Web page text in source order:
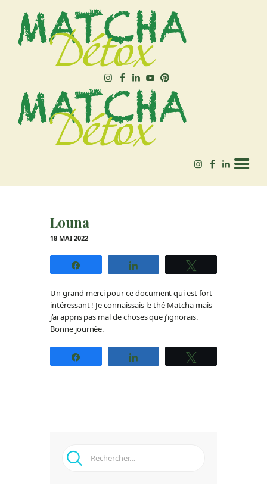
MATCHA-DÉTOX
Autrice – Experte en Matcha bio, & bien-être 🌱
QUEL MATCHA ACHETER
?
BLOG
Louna
18 MAI 2022
Un grand merci pour ce document qui est fort
intéressant ! Je connaissais le thé Matcha mais
j’ai appris pas mal de choses que j’ignorais.
Bonne journée.
Rechercher :